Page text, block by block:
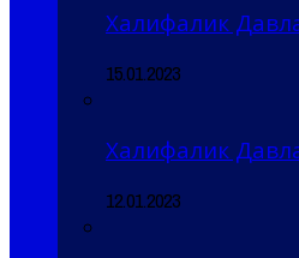
Халифалик
15.01.2023
Халифалик
12.01.2023